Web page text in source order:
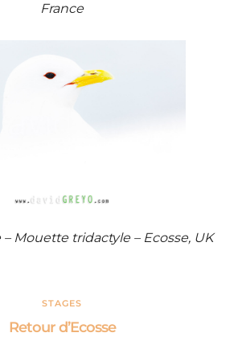
France
Mouette tridactyle – Ecosse, UK
STAGES
Retour d’Ecosse